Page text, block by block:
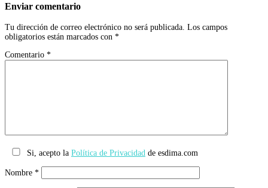
Enviar comentario
Tu dirección de correo electrónico no será publicada. Los campos
obligatorios están marcados con *
Comentario *
Si, acepto la Política de Privacidad de esdima.com
Nombre *